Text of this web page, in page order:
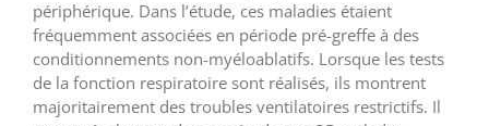
périphérique. Dans l’étude, ces maladies étaient
fréquemment associées en période pré-greffe à des
conditionnements non-myéloablatifs. Lorsque les tests
de la fonction respiratoire sont réalisés, ils montrent
majoritairement des troubles ventilatoires restrictifs. Il